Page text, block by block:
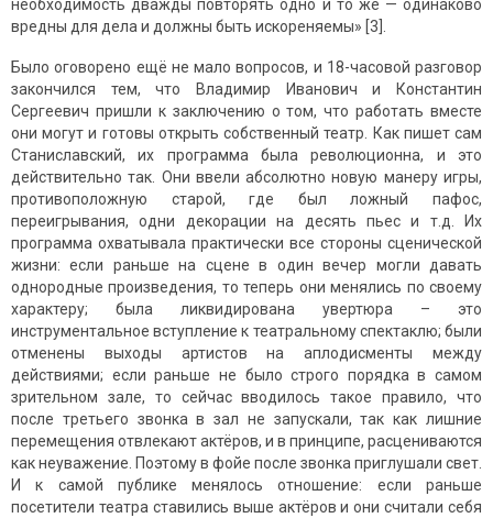
необходимость дважды повторять одно и то же — одинаково
вредны для дела и должны быть искореняемы» [3].
Было оговорено ещё не мало вопросов, и 18-часовой разговор
закончился тем, что Владимир Иванович и Константин
Сергеевич пришли к заключению о том, что работать вместе
они могут и готовы открыть собственный театр. Как пишет сам
Станиславский, их программа была революционна, и это
действительно так. Они ввели абсолютно новую манеру игры,
противоположную старой, где был ложный пафос,
переигрывания, одни декорации на десять пьес и т.д. Их
программа охватывала практически все стороны сценической
жизни: если раньше на сцене в один вечер могли давать
однородные произведения, то теперь они менялись по своему
характеру; была ликвидирована увертюра – это
инструментальное вступление к театральному спектаклю; были
отменены выходы артистов на аплодисменты между
действиями; если раньше не было строго порядка в самом
зрительном зале, то сейчас вводилось такое правило, что
после третьего звонка в зал не запускали, так как лишние
перемещения отвлекают актёров, и в принципе, расцениваются
как неуважение. Поэтому в фойе после звонка приглушали свет.
И к самой публике менялось отношение: если раньше
посетители театра ставились выше актёров и они считали себя